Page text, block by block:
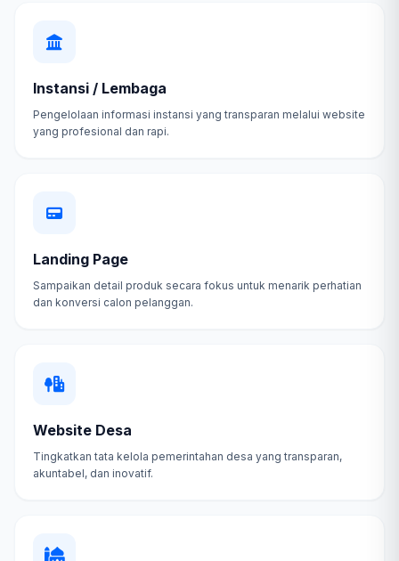
Instansi / Lembaga
Pengelolaan informasi instansi yang transparan melalui website
yang profesional dan rapi.
Landing Page
Sampaikan detail produk secara fokus untuk menarik perhatian
dan konversi calon pelanggan.
Website Desa
Tingkatkan tata kelola pemerintahan desa yang transparan,
akuntabel, dan inovatif.